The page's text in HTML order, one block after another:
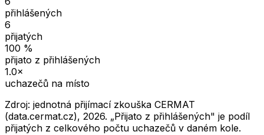
přihlášených
6
přijatých
100 %
přijato z přihlášených
1.0×
uchazečů na místo
Zdroj: jednotná přijímací zkouška CERMAT
(data.cermat.cz), 2026. „Přijato z přihlášených" je podíl
přijatých z celkového počtu uchazečů v daném kole.